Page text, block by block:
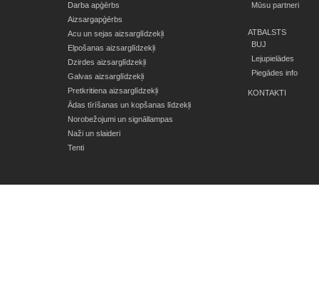
Darba apģērbs
Aizsargapģērbs
Acu un sejas aizsarglīdzekļi
Elpošanas aizsarglīdzekļi
Dzirdes aizsarglīdzekļi
Galvas aizsarglīdzekļi
Pretkritiena aizsarglīdzekļi
Ādas tīrīšanas un kopšanas līdzekļi
Norobežojumi un signāllampas
Naži un slaideri
Tenti
Mūsu partneri
ATBALSTS
BUJ
Lejupielādes
Piegādes info
KONTAKTI